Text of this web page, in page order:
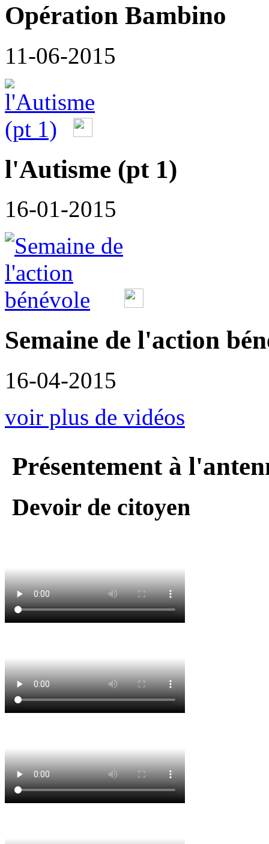
Opération Bambino
11-06-2015
l'Autisme (pt 1)
16-01-2015
Semaine de l'action
16-04-2015
voir plus de vidéos
Présentement à
Devoir de citoyen